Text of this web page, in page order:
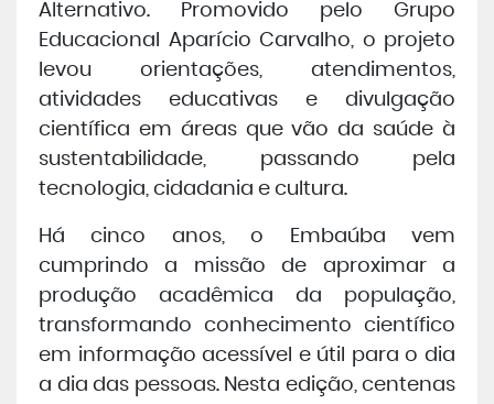
Alternativo. Promovido pelo Grupo
Educacional Aparício Carvalho, o projeto
levou orientações, atendimentos,
atividades educativas e divulgação
científica em áreas que vão da saúde à
sustentabilidade, passando pela
tecnologia, cidadania e cultura.
Há cinco anos, o Embaúba vem
cumprindo a missão de aproximar a
produção acadêmica da população,
transformando conhecimento científico
em informação acessível e útil para o dia
a dia das pessoas. Nesta edição, centenas